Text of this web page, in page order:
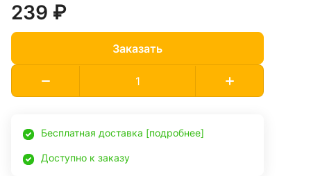
239 ₽
Заказать
Бесплатная доставка [подробнее]
Доступно к заказу